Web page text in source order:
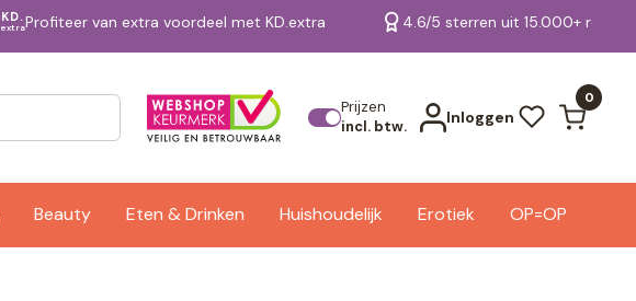
KD.
extraProfiteer van extra voordeel met KD.extra 4.6/5 sterren uit 15.000+
Prijzen
incl. btw.
Inloggen
0
Beauty Eten & Drinken Huishoudelijk Erotiek OP=OP
Bekijk alle resultaten